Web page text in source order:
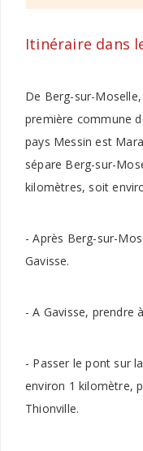
Itinéraire dans
De Berg-sur-
première commune
pays Messin est
sépare Berg-sur-
kilomètres, soit
- Après Berg-sur-
Gavisse.
- A Gavisse, prendre
- Passer le pont sur
environ 1 kilomètre,
Thionville.